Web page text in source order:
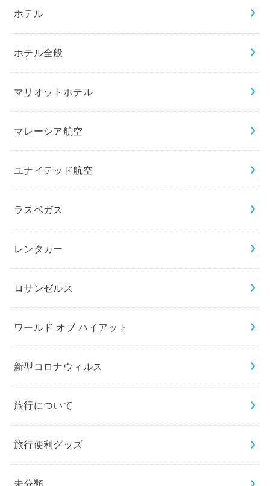
ホテル
ホテル全般
マリオットホテル
マレーシア航空
ユナイテッド航空
ラスベガス
レンタカー
ロサンゼルス
ワールド オブ ハイアット
新型コロナウィルス
旅行について
旅行便利グッズ
未分類